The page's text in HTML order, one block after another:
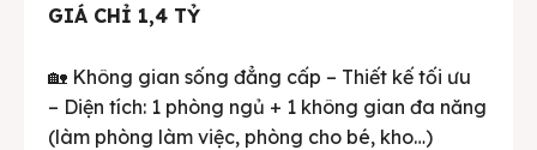
GIÁ CHỈ 1,4 TỶ
🏡 Không gian sống đẳng cấp – Thiết kế tối ưu
– Diện tích: 1 phòng ngủ + 1 không gian đa năng
(làm phòng làm việc, phòng cho bé, kho…)